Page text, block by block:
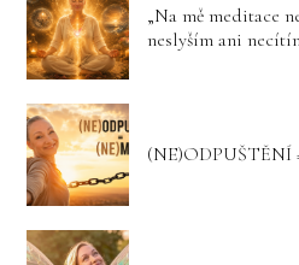
„Na mě meditace
neslyším ani
(NE)ODPUŠTĚNÍ